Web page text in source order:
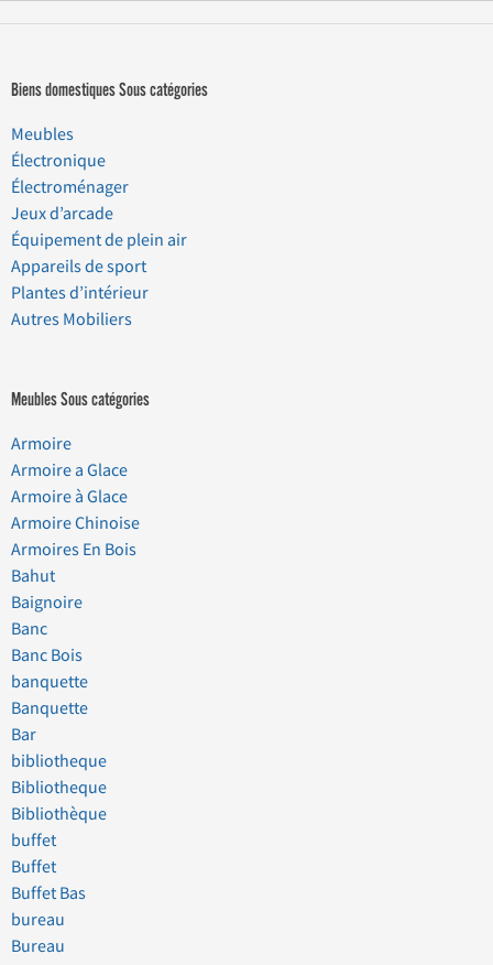
Biens domestiques Sous catégories
Meubles
Électronique
Électroménager
Jeux d’arcade
Équipement de plein air
Appareils de sport
Plantes d’intérieur
Autres Mobiliers
Meubles Sous catégories
Armoire
Armoire a Glace
Armoire à Glace
Armoire Chinoise
Armoires En Bois
Bahut
Baignoire
Banc
Banc Bois
banquette
Banquette
Bar
bibliotheque
Bibliotheque
Bibliothèque
buffet
Buffet
Buffet Bas
bureau
Bureau